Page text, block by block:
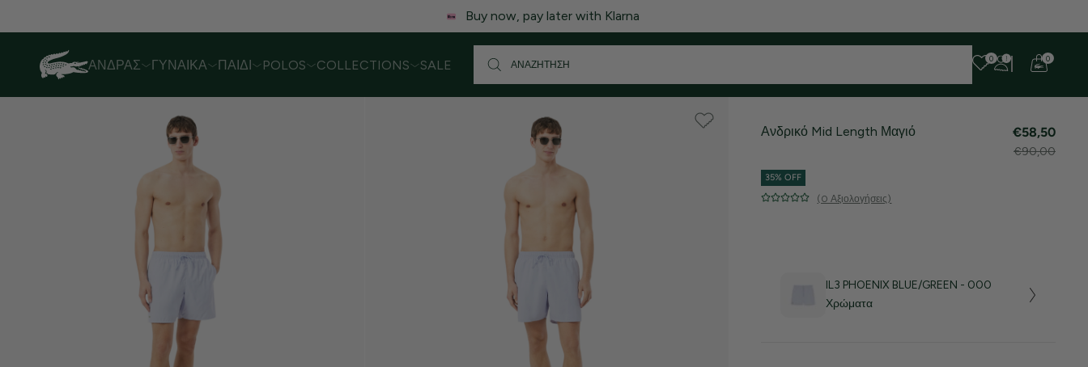
Λόγω αυξημένου όγκου παραγγελιών, ενδέχεται να υπάρξει μικρή καθυστέρηση στις αποστολές. Σας ευχαριστούμε για την υπομονή σας!
ΆΝΔΡΑΣ ΓΥΝΑΊΚΑ ΠΑΙΔΊ POLOS COLLECTIONS SALE 0 0
Ανδρικό Mid Length Μαγιό €58,50
€90,00
35% OFF
(0 Αξιολογήσεις)
IL3 PHOENIX BLUE/GREEN - 000
Χρώματα